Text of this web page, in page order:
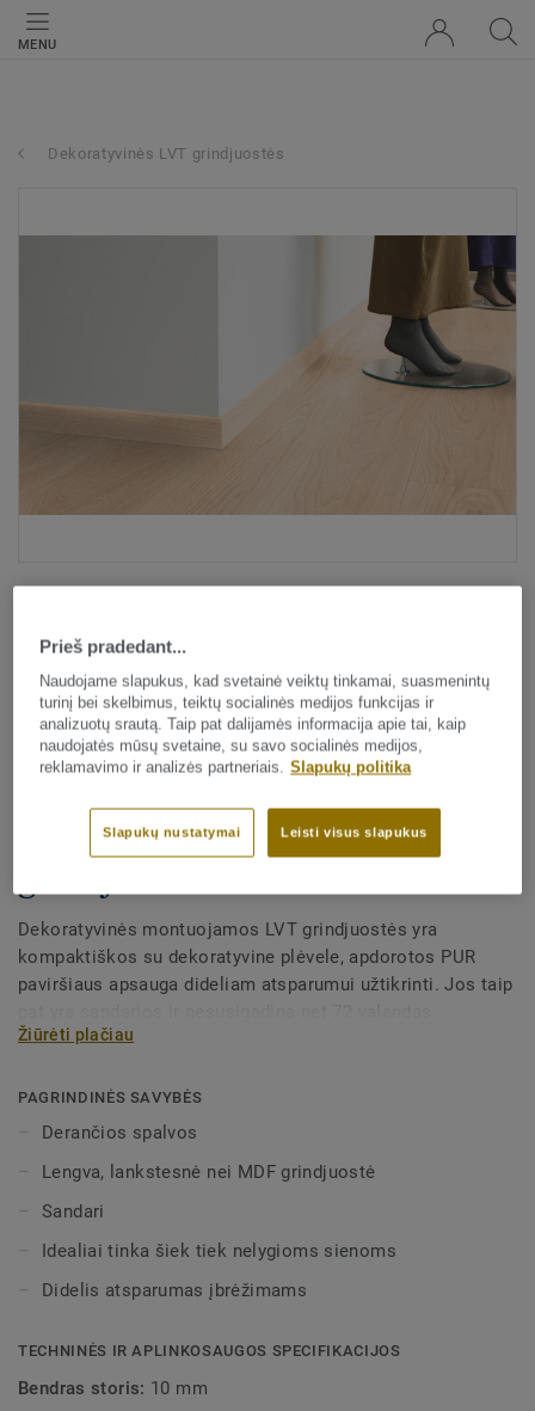
MENU
Dekoratyvinės LVT grindjuostės
Visi dekorai (175)
Dekoratyvinės LVT
Dekoratyvinės montuojamos LVT grindjuostės yra
kompaktiškos su dekoratyvine plėvele, apdorotos PUR
paviršiaus apsauga dideliam atsparumui užtikrinti. Jos taip
mirkomos vandenyje. Gali būti dviejų aukščių – 60 mm ir
spalvų pilnai apdailai užtikrinti. Dekoratyvinės
montuojamos grindjuostės dera su visomis LVT grindimis
(Glue-Down, Click ir Loose-Lay).
Žiūrėti plačiau
PAGRINDINĖS SAVYBĖS
Derančios spalvos
Lengva, lankstesnė nei MDF grindjuostė
Sandari
Idealiai tinka šiek tiek nelygioms sienoms
Didelis atsparumas įbrėžimams
TECHNINĖS IR APLINKOSAUGOS SPECIFIKACIJOS
Bendras storis: 10 mm
Prieš pradedant...
Naudojame slapukus, kad svetainė veiktų tinkamai, suasmenintų
turinį bei skelbimus, teiktų socialinės medijos funkcijas ir
analizuotų srautą. Taip pat dalijamės informacija apie tai, kaip
naudojatės mūsų svetaine, su savo socialinės medijos,
reklamavimo ir analizės partneriais. Slapukų politika
Leisti visus slapukus
Slapukų nustatymai